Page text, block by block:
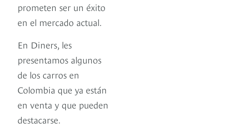
prometen ser un éxito
en el mercado actual.
En Diners, les
presentamos algunos
de los carros en
Colombia que ya están
en venta y que pueden
destacarse.